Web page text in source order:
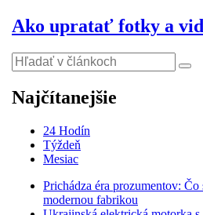
Ako upratať fotky a
Najčítanejšie
24 Hodín
Týždeň
Mesiac
Prichádza éra prozumentov: Čo
modernou fabrikou